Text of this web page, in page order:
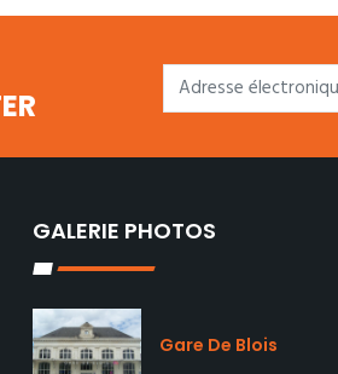
GALERIE PHOTOS
Gare De Blois